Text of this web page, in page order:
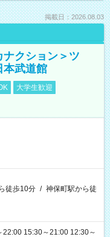
掲載日：2026.08.03
ナクション＞ツ
本武道館
大学生歓迎
徒歩10分 / 神保町駅から徒
22:00 15:30～21:00 12:30～